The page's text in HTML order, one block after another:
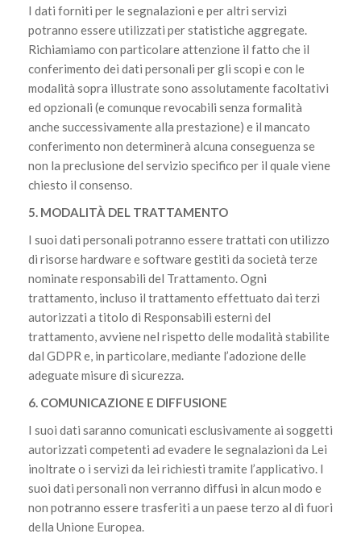
I dati forniti per le segnalazioni e per altri servizi
potranno essere utilizzati per statistiche aggregate.
Richiamiamo con particolare attenzione il fatto che il
conferimento dei dati personali per gli scopi e con le
modalità sopra illustrate sono assolutamente facoltativi
ed opzionali (e comunque revocabili senza formalità
anche successivamente alla prestazione) e il mancato
conferimento non determinerà alcuna conseguenza se
non la preclusione del servizio specifico per il quale viene
chiesto il consenso.
5. MODALITÀ DEL TRATTAMENTO
I suoi dati personali potranno essere trattati con utilizzo
di risorse hardware e software gestiti da società terze
nominate responsabili del Trattamento. Ogni
trattamento, incluso il trattamento effettuato dai terzi
autorizzati a titolo di Responsabili esterni del
trattamento, avviene nel rispetto delle modalità stabilite
dal GDPR e, in particolare, mediante l’adozione delle
adeguate misure di sicurezza.
6. COMUNICAZIONE E DIFFUSIONE
I suoi dati saranno comunicati esclusivamente ai soggetti
autorizzati competenti ad evadere le segnalazioni da Lei
inoltrate o i servizi da lei richiesti tramite l’applicativo. I
suoi dati personali non verranno diffusi in alcun modo e
non potranno essere trasferiti a un paese terzo al di fuori
della Unione Europea.